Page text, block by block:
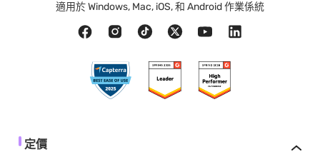
適用於 Windows, Mac, iOS, 和 Android 作業係統
定價